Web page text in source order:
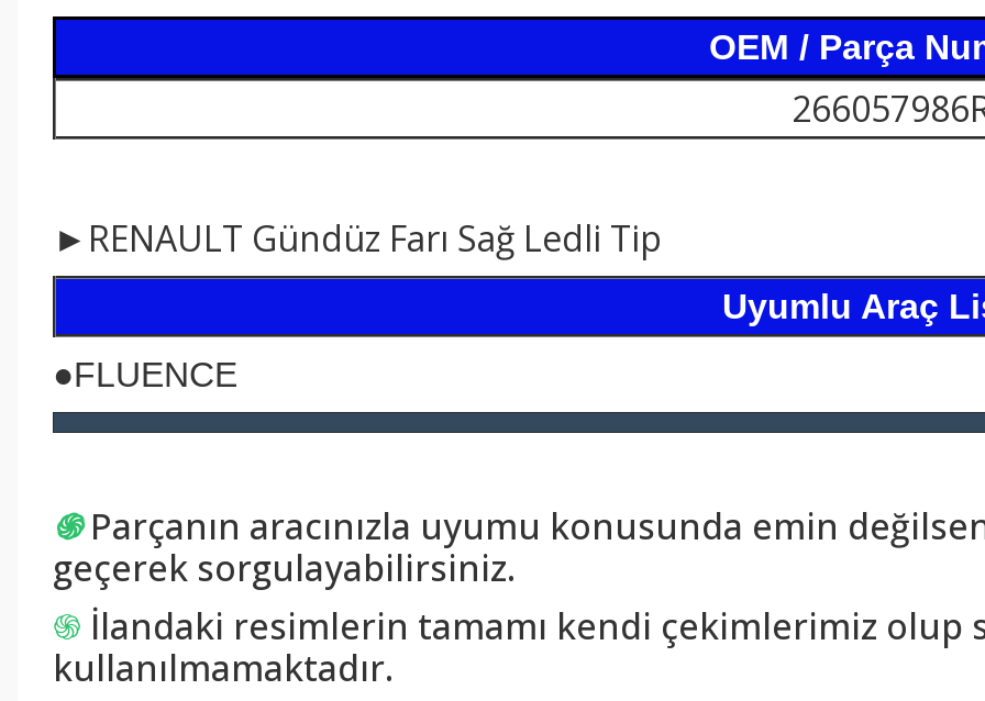
OEM / Parça
►RENAULT Gündüz Farı Sağ Ledli Tip
Uyumlu Araç
●FLUENCE
֍ Parçanın aracınızla uyumu konusunda emin
geçerek sorgulayabilirsiniz.
֍ İlandaki resimlerin tamamı kendi çekimlerimiz olup
kullanılmamaktadır.